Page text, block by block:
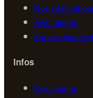
Nos
Avis clients
Zones
Infos
Nos menus